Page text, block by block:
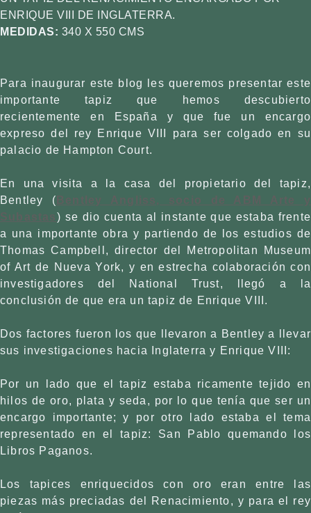
ENRIQUE VIII DE INGLATERRA.
MEDIDAS: 340 X 550 CMS
Para inaugurar este blog les queremos presentar este
importante tapiz que hemos descubierto
recientemente en España y que fue un encargo
expreso del rey Enrique VIII para ser colgado en su
palacio de Hampton Court.
En una visita a la casa del propietario del tapiz,
Bentley ( Bentley Angliss, socio de ABM Arte y
Subastas) se dio cuenta al instante que estaba frente
a una importante obra y partiendo de los estudios de
Thomas Campbell, director del Metropolitan Museum
of Art de Nueva York, y en estrecha colaboración con
investigadores del National Trust, llegó a la
conclusión de que era un tapiz de Enrique VIII.
Dos factores fueron los que llevaron a Bentley a llevar
sus investigaciones hacia Inglaterra y Enrique VIII:
Por un lado que el tapiz estaba ricamente tejido en
hilos de oro, plata y seda, por lo que tenía que ser un
encargo importante; y por otro lado estaba el tema
representado en el tapiz: San Pablo quemando los
Libros Paganos.
Los tapices enriquecidos con oro eran entre las
piezas más preciadas del Renacimiento, y para el rey